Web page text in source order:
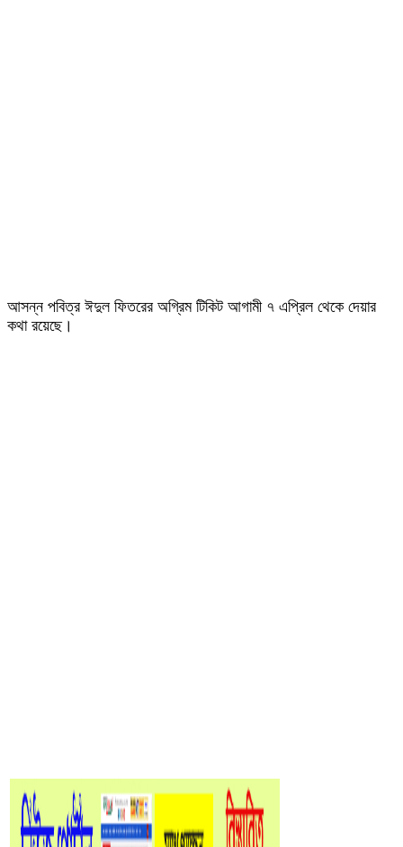
আসন্ন পবিত্র ঈদুল ফিতরের অগ্রিম টিকিট আগামী ৭ এপ্রিল থেকে দেয়ার
কথা রয়েছে।